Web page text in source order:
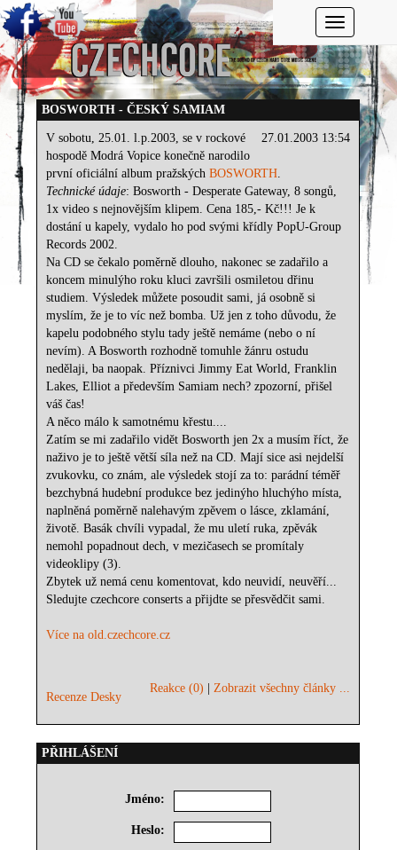
Toggle
BOSWORTH - ČESKÝ SAMIAM
27.01.2003 13:54
V sobotu, 25.01. l.p.2003, se v rockové
hospodě Modrá Vopice konečně narodilo
první oficiální album pražskýchBOSWORTH.
Technické údaje: Bosworth - Desperate Gateway, 8 songů,
1x video s nejnovějším klipem. Cena 185,- Kč!!! Je k
dostání u kapely, vydalo ho pod svými křídly PopU-Group
Records 2002.
Na CD se čekalo poměrně dlouho, nakonec se zadařilo a
koncem minulýho roku kluci završili osmiletou dřinu
studiem. Výsledek můžete posoudit sami, já osobně si
myslím, že je to víc než bomba. Už jen z toho důvodu, že
kapelu podobného stylu tady ještě nemáme (nebo o ní
nevím). A Bosworth rozhodně tomuhle žánru ostudu
nedělaji, ba naopak. Příznivci Jimmy Eat World, Franklin
Lakes, Elliot a především Samiam nech? zpozorní, přišel
váš čas!
A něco málo k samotnému křestu....
Zatím se mi zadařilo vidět Bosworth jen 2x a musím říct, že
naživo je to ještě větší síla než na CD. Mají sice asi nejdelší
zvukovku, co znám, ale výsledek stojí za to: parádní téměř
bezchybná hudební produkce bez jedinýho hluchýho místa,
naplněná poměrně nalehavým zpěvem o lásce, zklamání,
životě. Basák chvíli vypadal, že mu uletí ruka, zpěvák
nemohl popadnout dech, v mezičasech se promítaly
videoklipy (3).
Zbytek už nemá cenu komentovat, kdo neuvidí, neuvěří...
Sledujte czechcore conserts a přijdte se přesvědčit sami.
Více na old.czechcore.cz
Recenze Desky
Reakce (0) |Zobrazit všechny články ...
PŘIHLÁŠENÍ
Jméno:
Heslo: